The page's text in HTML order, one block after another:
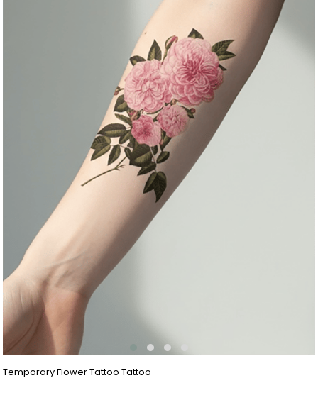
Temporary Flower Tattoo Tattoo